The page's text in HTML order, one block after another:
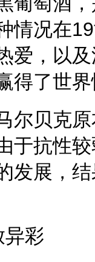
情况在
爱，以
得了世
尔贝克
于抗性
发展，
异彩